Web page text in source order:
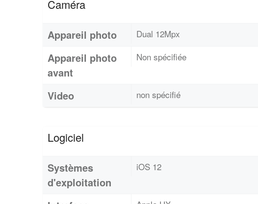
Caméra
Appareil photo Dual 12Mpx
Appareil photo
avant
Non spécifiée
Video non spécifié
Logiciel
Systèmes
d'exploitation
iOS 12